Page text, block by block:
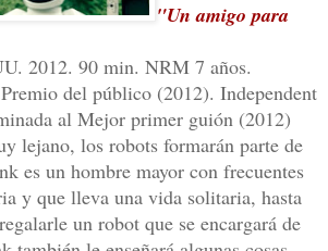
"Un amigo para
2012. 90 min. NRM 7 años.
del público (2012). Independent
al Mejor primer guión (2012)
lejano, los robots formarán parte de
es un hombre mayor con frecuentes
y que lleva una vida solitaria, hasta
un robot que se encargará de